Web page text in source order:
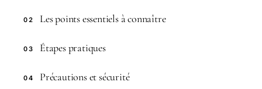
02 Les points essentiels à connaître
03 Étapes pratiques
04 Précautions et sécurité